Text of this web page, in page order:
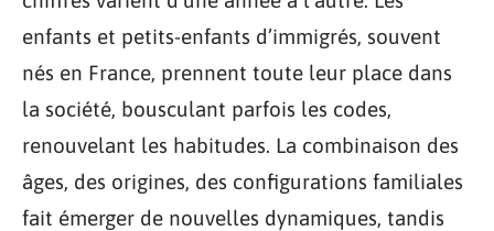
enfants et petits-enfants d’immigrés, souvent
nés en France, prennent toute leur place dans
la société, bousculant parfois les codes,
renouvelant les habitudes. La combinaison des
âges, des origines, des configurations familiales
fait émerger de nouvelles dynamiques, tandis